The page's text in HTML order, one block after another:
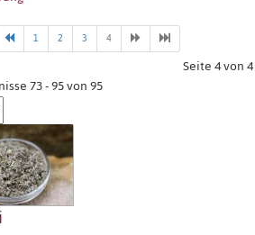
1 2 3 4
Seite 4 von 4
73 - 95 von 95